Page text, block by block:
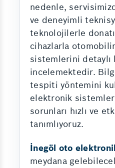
nedenle,
ve deneyimli
teknolojilerle
cihazlarla
sistemlerini detaylı
incelemektedir.
tespiti yöntemini
elektronik
sorunları hızlı ve
tanımlıyoruz.
İnegöl oto
meydana